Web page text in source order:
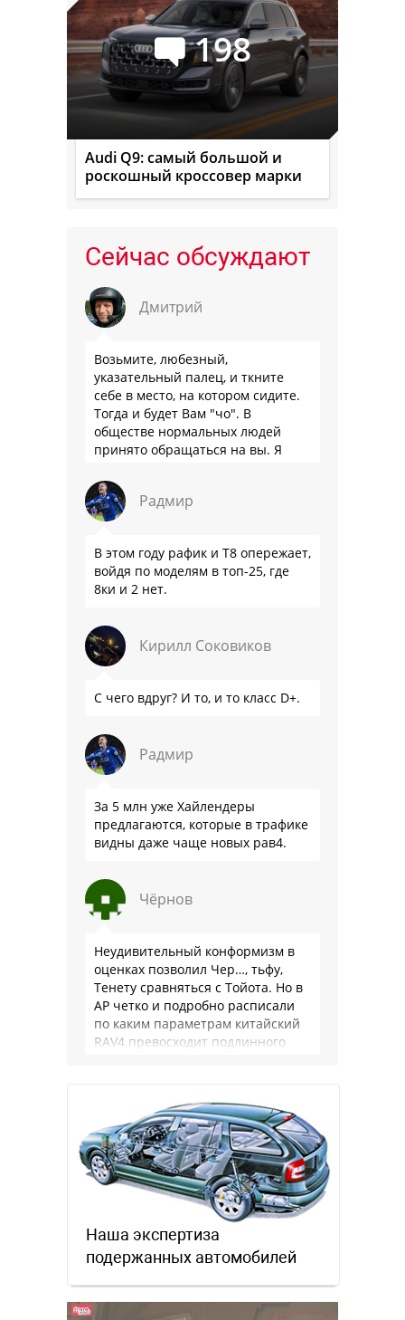
198
Audi Q9: самый большой и
роскошный кроссовер марки
Сейчас обсуждают
Дмитрий
Возьмите, любезный,
указательный палец, и ткните
себе в место, на котором сидите.
Тогда и будет Вам "чо". В
обществе нормальных людей
принято обращаться на вы. Я
Радмир
В этом году рафик и Т8 опережает,
войдя по моделям в топ-25, где
8ки и 2 нет.
Кирилл Соковиков
С чего вдруг? И то, и то класс D+.
Радмир
За 5 млн уже Хайлендеры
предлагаются, которые в трафике
видны даже чаще новых рав4.
Чёрнов
Неудивительный конформизм в
оценках позволил Чер…, тьфу,
Тенету сравняться с Тойота. Но в
АР четко и подробно расписали
по каким параметрам китайский
RAV4 превосходит подлинного
Наша экспертиза
подержанных автомобилей